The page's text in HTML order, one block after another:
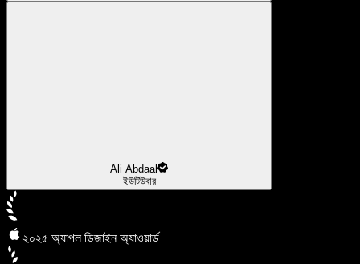
Ali Abdaal
ইউটিউবার
২০২৫ অ্যাপল ডিজাইন অ্যাওয়ার্ড